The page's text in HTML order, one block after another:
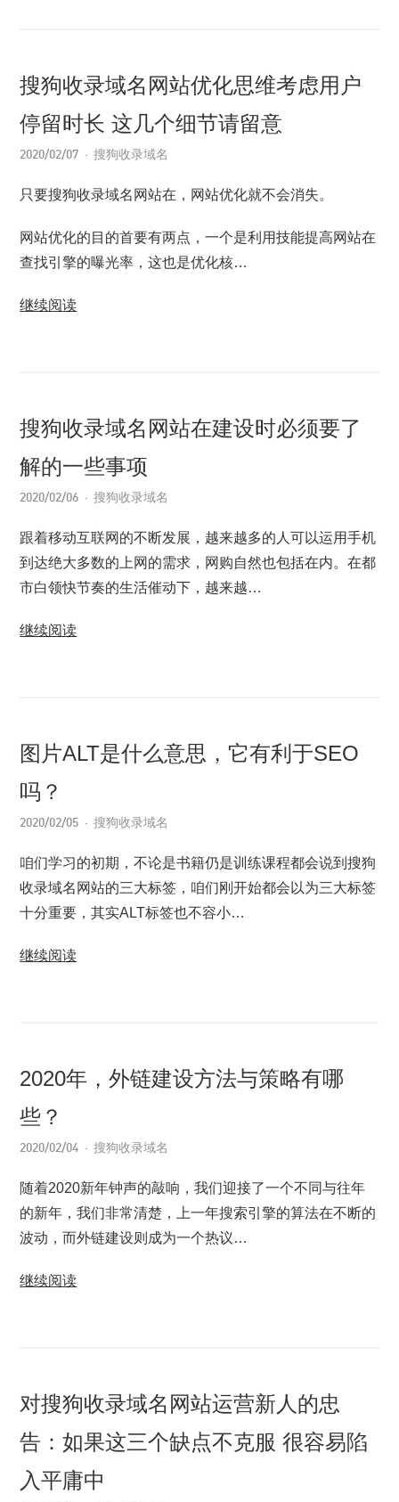
搜狗收录域名网站优化思维考虑用户
停留时长 这几个细节请留意
2020/02/07 搜狗收录域名
只要搜狗收录域名网站在，网站优化就不会消失。
网站优化的目的首要有两点，一个是利用技能提高网站在
查找引擎的曝光率，这也是优化核…
继续阅读
搜狗收录域名网站在建设时必须要了
解的一些事项
2020/02/06 搜狗收录域名
跟着移动互联网的不断发展，越来越多的人可以运用手机
到达绝大多数的上网的需求，网购自然也包括在内。在都
市白领快节奏的生活催动下，越来越…
继续阅读
图片ALT是什么意思，它有利于SEO
吗？
2020/02/05 搜狗收录域名
咱们学习的初期，不论是书籍仍是训练课程都会说到搜狗
收录域名网站的三大标签，咱们刚开始都会以为三大标签
十分重要，其实ALT标签也不容小…
继续阅读
2020年，外链建设方法与策略有哪
些？
2020/02/04 搜狗收录域名
随着2020新年钟声的敲响，我们迎接了一个不同与往年
的新年，我们非常清楚，上一年搜索引擎的算法在不断的
波动，而外链建设则成为一个热议…
继续阅读
对搜狗收录域名网站运营新人的忠
告：如果这三个缺点不克服 很容易陷
入平庸中